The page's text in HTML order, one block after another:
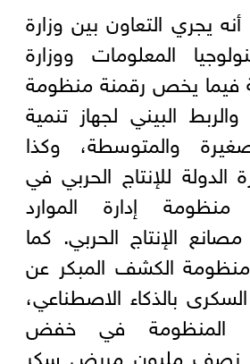
أنه يجري التعاون بين وزارة
المعلومات ووزارة
فيما يخص رقمنة منظومة
البيني لجهاز تنمية
والمتوسطة، وكذا
الدولة للإنتاج الحربي في
إدارة الموارد
الإنتاج الحربي. كما
الكشف المبكر عن
بالذكاء الاصطناعي،
المنظومة في خفض
نصف مليون مريض سكر